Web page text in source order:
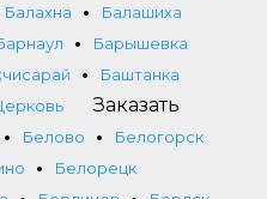
Балахна
Балашиха
Барышевка
Баштанка
Белово
Белогорск
Белорецк
Заказать